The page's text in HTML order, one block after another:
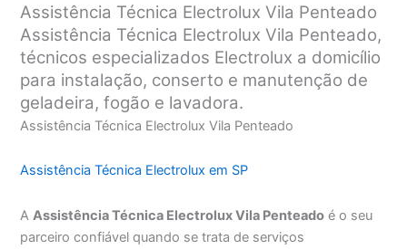
Assistência Técnica Electrolux Vila Penteado
Assistência Técnica Electrolux Vila Penteado,
técnicos especializados Electrolux a domicílio
para instalação, conserto e manutenção de
geladeira, fogão e lavadora.
Assistência Técnica Electrolux Vila Penteado
Assistência Técnica Electrolux em SP
AAssistência Técnica Electrolux Vila Penteado é o seu
parceiro confiável quando se trata de serviços